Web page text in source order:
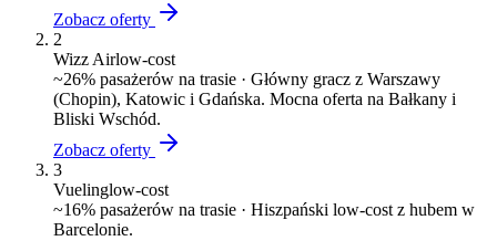
Zobacz oferty
2
Wizz Airlow-cost
~26% pasażerów na trasie · Główny gracz z Warszawy
(Chopin), Katowic i Gdańska. Mocna oferta na Bałkany i
Bliski Wschód.
Zobacz oferty
3
Vuelinglow-cost
~16% pasażerów na trasie · Hiszpański low-cost z hubem w
Barcelonie.